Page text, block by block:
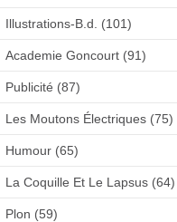
Illustrations-B.d. (101)
Academie Goncourt (91)
Publicité (87)
Les Moutons Électriques (75)
Humour (65)
La Coquille Et Le Lapsus (64)
Plon (59)